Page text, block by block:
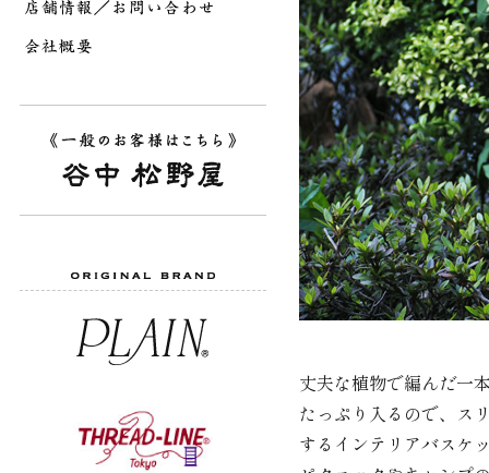
丈夫な植物で編んだ一
たっぷり入るので、ス
するインテリアバスケ